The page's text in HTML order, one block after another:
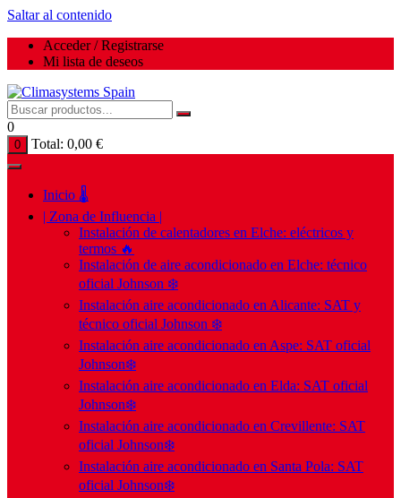
Saltar al contenido
Acceder / Registrarse
Mi lista de deseos
0
0 Total: 0,00 €
Inicio 🌡️
| Zona de Influencia |
Instalación de calentadores en Elche: eléctricos y
termos 🔥
Instalación de aire acondicionado en Elche: técnico
oficial Johnson ❄️
Instalación aire acondicionado en Alicante: SAT y
técnico oficial Johnson ❄️
Instalación aire acondicionado en Aspe: SAT oficial
Johnson❄️
Instalación aire acondicionado en Elda: SAT oficial
Johnson❄️
Instalación aire acondicionado en Crevillente: SAT
oficial Johnson❄️
Instalación aire acondicionado en Santa Pola: SAT
oficial Johnson❄️